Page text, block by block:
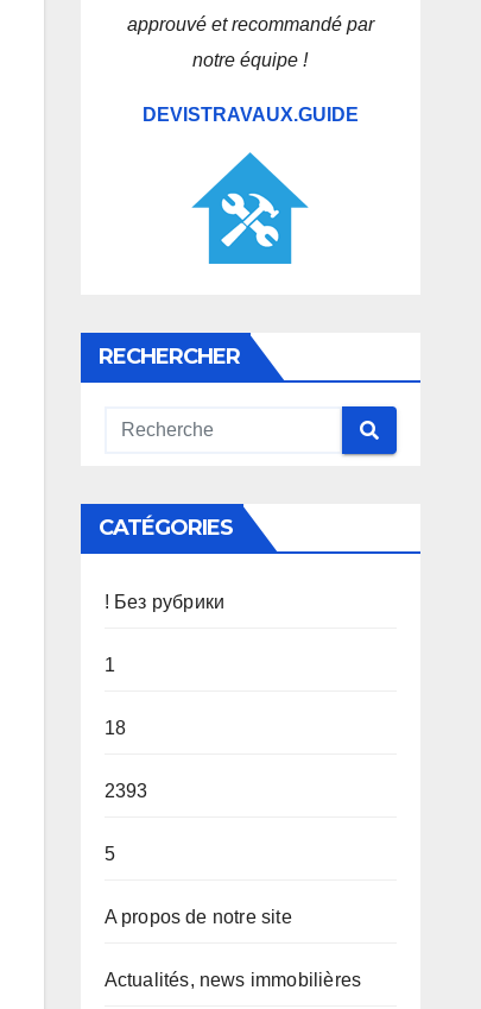
approuvé et recommandé par
notre équipe !
DEVISTRAVAUX.GUIDE
RECHERCHER
CATÉGORIES
! Без рубрики
1
18
2393
5
A propos de notre site
Actualités, news immobilières